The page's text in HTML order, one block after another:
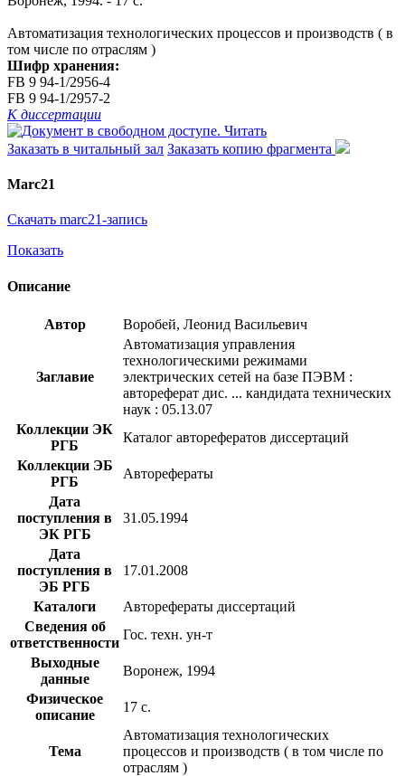
Автоматизация технологических процессов и производств ( в
том числе по отраслям )
Шифр хранения:
FB 9 94-1/2956-4
FB 9 94-1/2957-2
К диссертации
Читать
Заказать в читальный зал Заказать копию фрагмента
Marc21
Скачать marc21-запись
Показать
Описание
Автор Воробей, Леонид Васильевич
Заглавие
Автоматизация управления
технологическими режимами
электрических сетей на базе ПЭВМ :
автореферат дис. ... кандидата технических
наук : 05.13.07
Коллекции ЭК
РГБ
Каталог авторефератов диссертаций
Коллекции ЭБ
РГБ
Авторефераты
Дата
поступления в
ЭК РГБ
31.05.1994
Дата
поступления в
ЭБ РГБ
17.01.2008
Каталоги
Авторефераты диссертаций
Сведения об
ответственности
Гос. техн. ун-т
Выходные
данные
Воронеж, 1994
Физическое
описание
17 с.
Тема
Автоматизация технологических
процессов и производств ( в том числе по
отраслям )